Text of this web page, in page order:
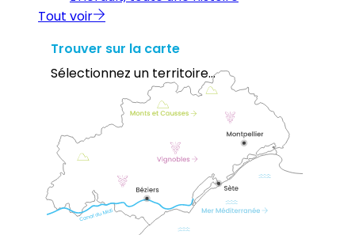
Tout voir
Trouver sur la carte
Sélectionnez un territoire...